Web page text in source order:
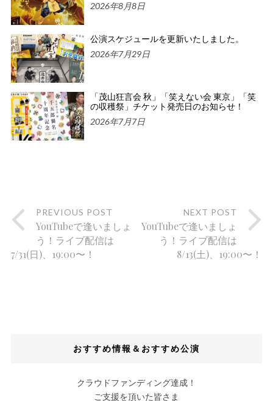
2026年8月8日
公演スケジュールを更新いたしました。
2026年7月29日
「茂山狂言会 秋」「笑えない会 東京」「笑
の収穫祭」チケット発売日のお知らせ！
2026年7月7日
PREVIOUS POST
YouTubeで逢いましょ
う！ライブ配信は
7/31(日)、19:00〜！
NEXT POST
YouTubeで逢いましょ
う！ライブ配信は
8/13(土)、19:00〜！
おすすめ情報＆おすすめ公演
クラウドファンディング達成！
ご支援を頂いた皆さま